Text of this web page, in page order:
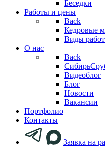
Беседки
Работы и цены
Back
Кедровые
Виды
О нас
Back
Видеоблог
Блог
Новости
Вакансии
Портфолио
Контакты
Заявка на